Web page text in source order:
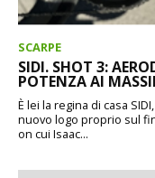
SCARPE
SIDI. SHOT 3:
POTENZA AI
È lei la regina di casa
nuovo logo proprio sul
on cui Isaac...